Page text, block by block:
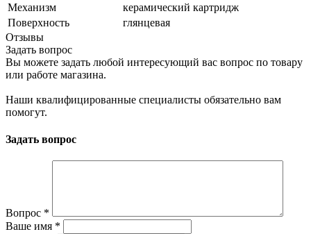
Механизм
керамический картридж
Поверхность
глянцевая
Отзывы
Задать вопрос
Вы можете задать любой интересующий вас вопрос по товару
или работе магазина.
Наши квалифицированные специалисты обязательно вам
помогут.
Задать вопрос
Вопрос *
Ваше имя *